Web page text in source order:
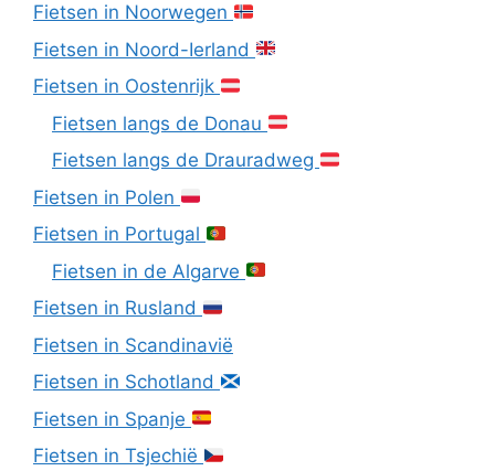
Fietsen in Noorwegen
Fietsen in Noord-Ierland
Fietsen in Oostenrijk
Fietsen langs de Donau
Fietsen langs de Drauradweg
Fietsen in Polen
Fietsen in Portugal
Fietsen in de Algarve
Fietsen in Rusland
Fietsen in Scandinavië
Fietsen in Schotland
Fietsen in Spanje
Fietsen in Tsjechië